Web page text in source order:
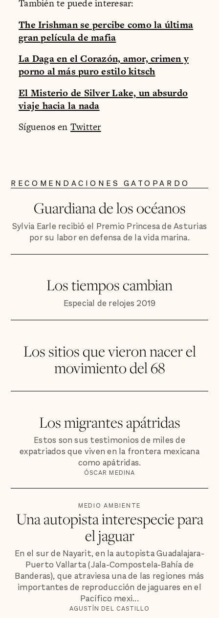
También te puede interesar:
The Irishman se percibe como la última
gran película de mafia
La Daga en el Corazón, amor, crimen y
porno al más puro estilo kitsch
El Misterio de Silver Lake, un absurdo
viaje hacia la nada
Síguenos en Twitter
RECOMENDACIONES GATOPARDO
Guardiana de los océanos
Sylvia Earle recibió el Premio Princesa de Asturias
por su labor en defensa de la vida marina.
Los tiempos cambian
Especial de relojes 2019
Los sitios que vieron nacer el
movimiento del 68
Los migrantes apátridas
Estos son sus testimonios de miles de
expatriados que viven en la frontera mexicana
como apátridas.
ÓSCAR MEDINA
MEDIO AMBIENTE
Una autopista interespecie para
el jaguar
En el sur de Nayarit, en la autopista Guadalajara-
Puerto Vallarta (Jala-Compostela-Bahía de
Banderas), que atraviesa una de las regiones más
importantes de reproducción de jaguares en el
Pacífico mexi...
AGUSTÍN DEL CASTILLO